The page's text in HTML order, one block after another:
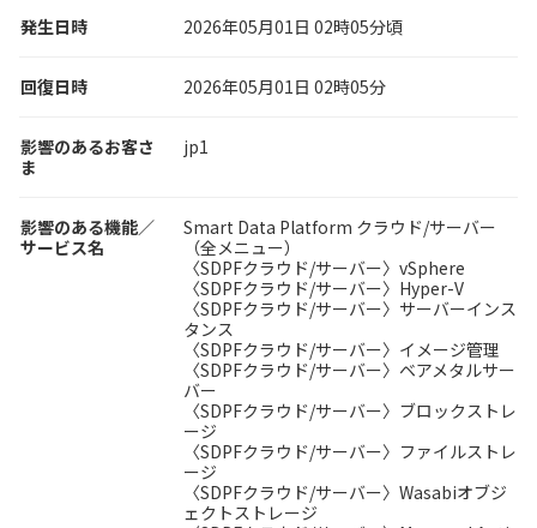
発生日時 2026年05月01日 02時05分頃
回復日時 2026年05月01日 02時05分
影響のあるお客さ
ま
jp1
影響のある機能／
サービス名
Smart Data Platform クラウド/サーバー
（全メニュー）
〈SDPFクラウド/サーバー〉vSphere
〈SDPFクラウド/サーバー〉Hyper-V
〈SDPFクラウド/サーバー〉サーバーインス
タンス
〈SDPFクラウド/サーバー〉イメージ管理
〈SDPFクラウド/サーバー〉ベアメタルサー
バー
〈SDPFクラウド/サーバー〉ブロックストレ
ージ
〈SDPFクラウド/サーバー〉ファイルストレ
ージ
〈SDPFクラウド/サーバー〉Wasabiオブジ
ェクトストレージ